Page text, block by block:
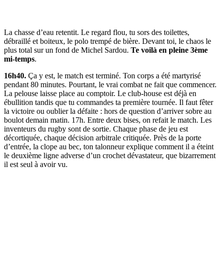
La chasse d’eau retentit. Le regard flou, tu sors des toilettes,
débraillé et boiteux, le polo trempé de bière. Devant toi, le chaos le
plus total sur un fond de Michel Sardou. Te voilà en pleine 3ème
mi-temps.
16h40. Ça y est, le match est terminé. Ton corps a été martyrisé
pendant 80 minutes. Pourtant, le vrai combat ne fait que commencer.
La pelouse laisse place au comptoir. Le club-house est déjà en
ébullition tandis que tu commandes ta première tournée. Il faut fêter
la victoire ou oublier la défaite : hors de question d’arriver sobre au
boulot demain matin. 17h. Entre deux bises, on refait le match. Les
inventeurs du rugby sont de sortie. Chaque phase de jeu est
décortiquée, chaque décision arbitrale critiquée. Près de la porte
d’entrée, la clope au bec, ton talonneur explique comment il a éteint
le deuxième ligne adverse d’un crochet dévastateur, que bizarrement
il est seul à avoir vu.